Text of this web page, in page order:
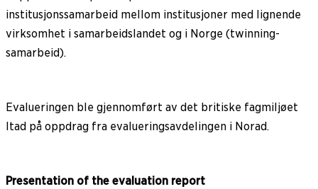
institusjonssamarbeid mellom institusjoner med lignende
virksomhet i samarbeidslandet og i Norge (twinning-
samarbeid).
Evalueringen ble gjennomført av det britiske fagmiljøet
Itad på oppdrag fra evalueringsavdelingen i Norad.
Presentation of the evaluation report